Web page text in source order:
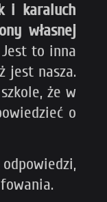
i karaluch
własnej
to inna
jest nasza.
że w
o